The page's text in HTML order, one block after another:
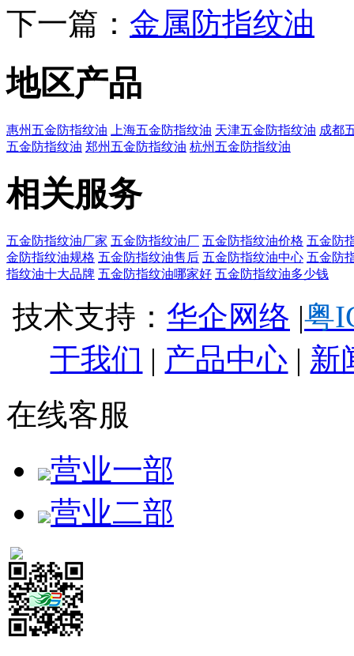
下一篇： 金属防指纹油
地区产品
惠州五金防指纹油 上海五金防指纹油 天津五金防指纹油 成都
五金防指纹油 郑州五金防指纹油 杭州五金防指纹油
相关服务
五金防指纹油厂家 五金防指纹油厂 五金防指纹油价格 五金防
金防指纹油规格 五金防指纹油售后 五金防指纹油中心 五金防
指纹油十大品牌 五金防指纹油哪家好 五金防指纹油多少钱
技术支持： 华企网络 |粤
于我们 | 产品中心 | 新
在线客服
营业一部
营业二部